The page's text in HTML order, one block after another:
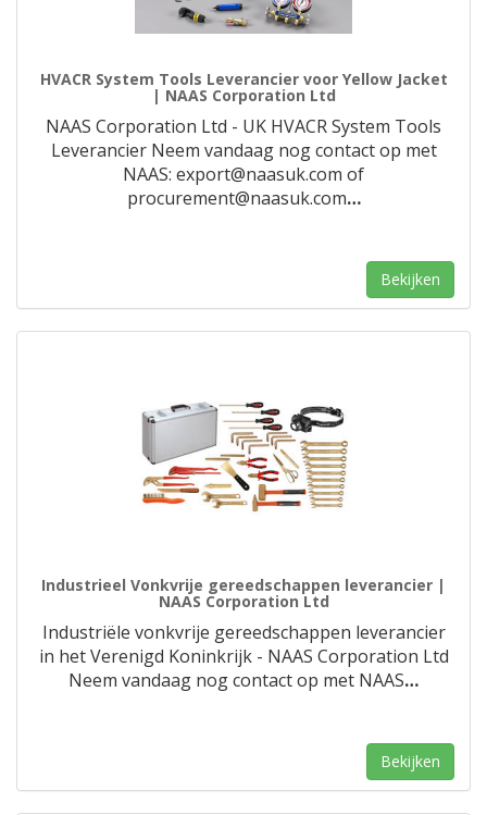
HVACR System Tools Leverancier voor Yellow Jacket
| NAAS Corporation Ltd
NAAS Corporation Ltd - UK HVACR System Tools
Leverancier Neem vandaag nog contact op met
NAAS: export@naasuk.com of
procurement@naasuk.com…
Bekijken
Industrieel Vonkvrije gereedschappen leverancier |
NAAS Corporation Ltd
Industriële vonkvrije gereedschappen leverancier
in het Verenigd Koninkrijk - NAAS Corporation Ltd
Neem vandaag nog contact op met NAAS…
Bekijken